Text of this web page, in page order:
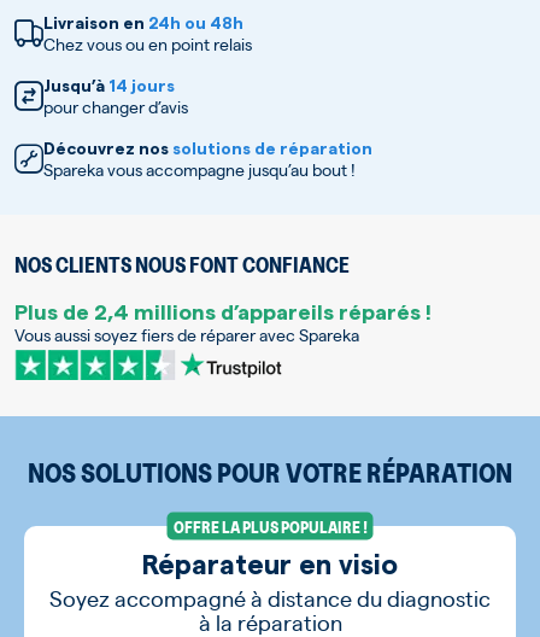
Livraison en 24h ou 48h
Chez vous ou en point relais
Jusqu’à 14 jours
pour changer d’avis
Découvrez nos solutions de réparation
Spareka vous accompagne jusqu’au bout !
NOS CLIENTS NOUS FONT CONFIANCE
Plus de 2,4 millions d’appareils réparés !
Vous aussi soyez fiers de réparer avec Spareka
NOS SOLUTIONS POUR VOTRE RÉPARATION
OFFRE LA PLUS POPULAIRE !
Réparateur en visio
Soyez accompagné à distance du diagnostic
à la réparation